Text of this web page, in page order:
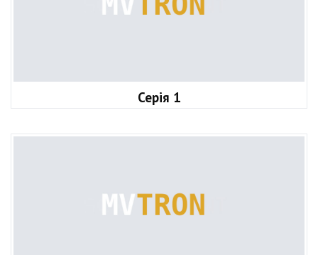
Серія 1